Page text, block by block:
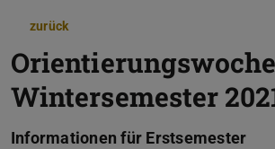
zurück
Wintersemester
Informationen für Erstsemester